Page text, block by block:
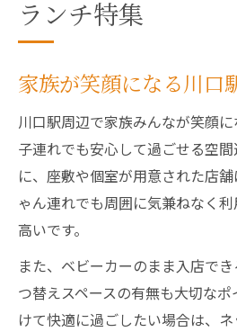
ランチ特集
家族が笑顔になる川口
川口駅周辺で家族みんなが笑顔に
子連れでも安心して過ごせる空
に、座敷や個室が用意された店
ゃん連れでも周囲に気兼ねなく
高いです。
また、ベビーカーのまま入店で
つ替えスペースの有無も大切な
けて快適に過ごしたい場合は、